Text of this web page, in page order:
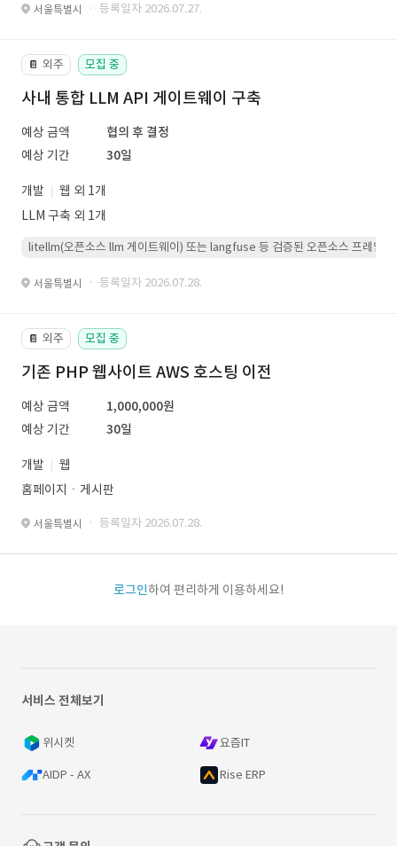
서울특별시 · 등록일자 2026.07.27.
📔 외주 모집 중
사내 통합 LLM API 게이트웨이 구축
예상 금액
협의 후 결정
예상 기간
30일
개발
웹 외 1개
LLM 구축 외 1개
litellm(오픈소스 llm 게이트웨이) 또는 langfuse 등 검증된 오픈소스 프레임워
서울특별시 · 등록일자 2026.07.28.
📔 외주 모집 중
기존 PHP 웹사이트 AWS 호스팅 이전
예상 금액
1,000,000원
예상 기간
30일
개발
웹
홈페이지ㆍ게시판
서울특별시 · 등록일자 2026.07.28.
로그인하여 편리하게 이용하세요!
서비스 전체보기
위시켓 요즘IT
AIDP - AX Rise ERP